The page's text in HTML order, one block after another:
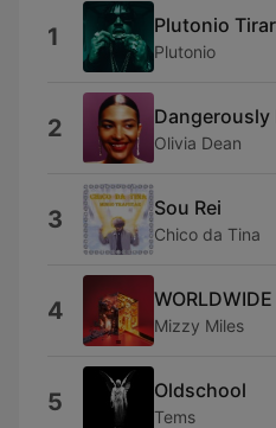
1 Plutonio
Plutonio
2 Dangerously
Olivia Dean
3 Sou Rei
Chico da Tina
4 Mizzy Miles
5 Oldschool
Tems